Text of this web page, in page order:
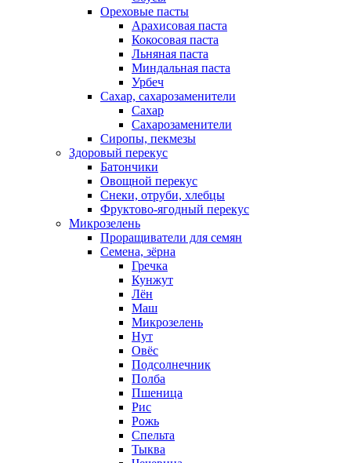
Ореховые пасты
Арахисовая паста
Кокосовая паста
Льняная паста
Миндальная паста
Урбеч
Сахар, сахарозаменители
Сахар
Сахарозаменители
Сиропы, пекмезы
Здоровый перекус
Батончики
Овощной перекус
Снеки, отруби, хлебцы
Фруктово-ягодный перекус
Микрозелень
Проращиватели для семян
Семена, зёрна
Гречка
Кунжут
Лён
Маш
Микрозелень
Нут
Овёс
Подсолнечник
Полба
Пшеница
Рис
Рожь
Спельта
Тыква